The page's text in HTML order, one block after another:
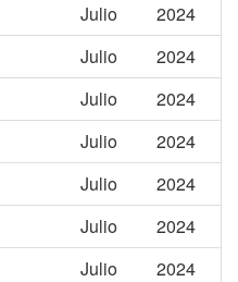
Julio
2024
Julio
2024
Julio
2024
Julio
2024
Julio
2024
Julio
2024
Julio
2024